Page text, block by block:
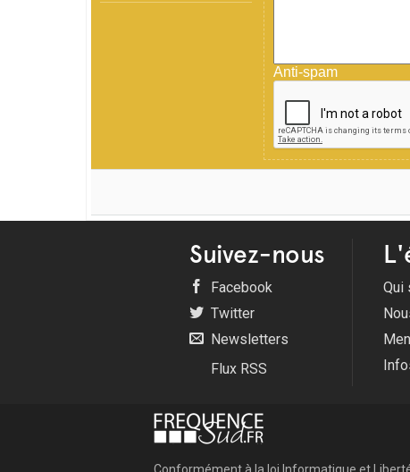
Anti-spam
Suivez-nous
Facebook
Twitter
Newsletters
Flux RSS
Qui